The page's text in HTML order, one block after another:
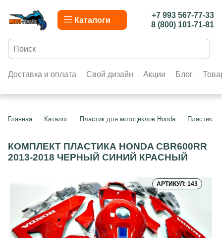
Каталоги
+7 993 567-77-33
8 (800) 101-71-81
Доставка и оплата Свой дизайн Акции Блог
Главная Каталог Пластик для мотоциклов Honda Пластик
КОМПЛЕКТ ПЛАСТИКА HONDA CBR600RR
2013-2018 ЧЕРНЫЙ СИНИЙ КРАСНЫЙ
АРТИКУЛ: 143